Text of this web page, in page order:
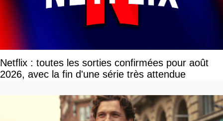
Netflix : toutes les sorties confirmées pour août
2026, avec la fin d'une série très attendue